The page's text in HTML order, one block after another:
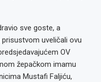
sve goste, a
uveličali ovu
OV
žepačkom imamu
Mustafi Faljiću,